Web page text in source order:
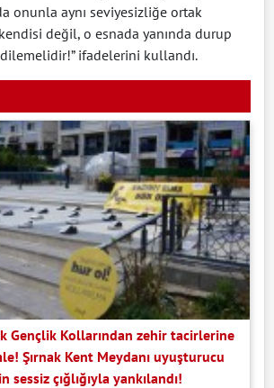
onunla aynı seviyesizliğe ortak
değil, o esnada yanında durup
ifadelerini kullandı.
Gençlik Kollarından zehir tacirlerine
Şırnak Kent Meydanı uyuşturucu
sessiz çığlığıyla yankılandı!